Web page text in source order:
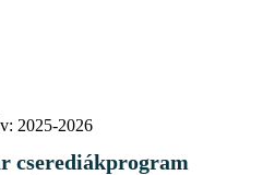
2025-2026
cserediákprogram